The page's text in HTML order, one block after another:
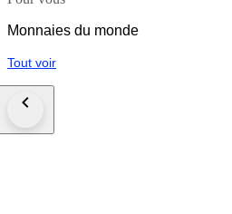
Monnaies du monde
Tout voir